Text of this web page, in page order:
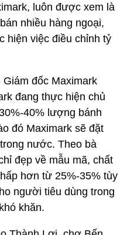
luôn được xem là
nhiều hàng ngoại,
hiện việc điều chỉnh tỷ
đốc Maximark
đang thực hiện chủ
40% lượng bánh
đó Maximark sẽ đặt
nước. Theo bà
đẹp về mẫu mã, chất
hơn từ 25%-35% tùy
người tiêu dùng trong
khăn.